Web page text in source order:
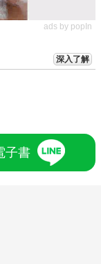
ads by popIn
深入了解
子書